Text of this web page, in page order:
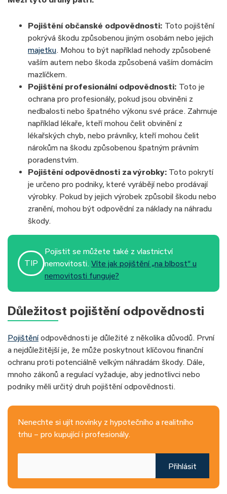
Pojištění občanské odpovědnosti: Toto pojištění
pokrývá škodu způsobenou jiným osobám nebo jejich
majetku . Mohou to být například nehody způsobené
vaším autem nebo škoda způsobená vaším domácím
mazlíčkem.
Pojištění profesionální odpovědnosti: Toto je
ochrana pro profesionály, pokud jsou obviněni z
nedbalosti nebo špatného výkonu své práce. Zahrnuje
například lékaře, kteří mohou čelit obvinění z
lékařských chyb, nebo právníky, kteří mohou čelit
nárokům na škodu způsobenou špatným právním
poradenstvím.
Pojištění odpovědnosti za výrobky: Toto pokrytí
je určeno pro podniky, které vyrábějí nebo prodávají
výrobky. Pokud by jejich výrobek způsobil škodu nebo
zranění, mohou být odpovědní za náklady na náhradu
škody.
TIP
Pojistit se můžete také z vlastnictví
nemovitosti. Víte jak pojištění „na blbost“ u
nemovitosti funguje?
Důležitost pojištění odpovědnosti
Pojištěníodpovědnosti je důležité z několika důvodů. První
a nejdůležitější je, že může poskytnout klíčovou finanční
ochranu proti potenciálně velkým náhradám škody. Dále,
mnoho zákonů a regulací vyžaduje, aby jednotlivci nebo
podniky měli určitý druh pojištění odpovědnosti.
Nenechte si ujít novinky z hypotečního a realitního
trhu – pro kupující i profesionály.
Přihlásit